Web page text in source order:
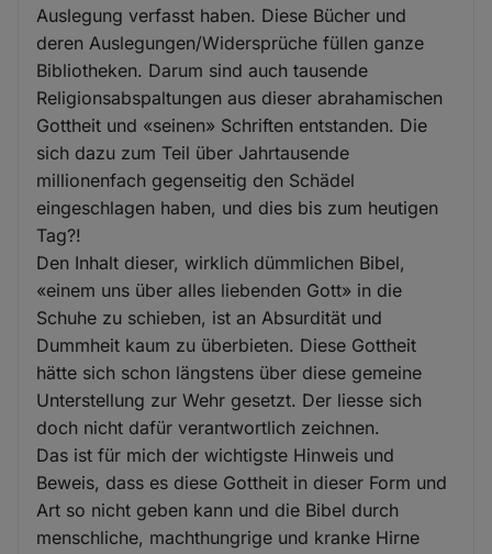
Auslegung verfasst haben. Diese Bücher und
deren Auslegungen/Widersprüche füllen ganze
Bibliotheken. Darum sind auch tausende
Religionsabspaltungen aus dieser abrahamischen
Gottheit und «seinen» Schriften entstanden. Die
sich dazu zum Teil über Jahrtausende
millionenfach gegenseitig den Schädel
eingeschlagen haben, und dies bis zum heutigen
Tag?!
Den Inhalt dieser, wirklich dümmlichen Bibel,
«einem uns über alles liebenden Gott» in die
Schuhe zu schieben, ist an Absurdität und
Dummheit kaum zu überbieten. Diese Gottheit
hätte sich schon längstens über diese gemeine
Unterstellung zur Wehr gesetzt. Der liesse sich
doch nicht dafür verantwortlich zeichnen.
Das ist für mich der wichtigste Hinweis und
Beweis, dass es diese Gottheit in dieser Form und
Art so nicht geben kann und die Bibel durch
menschliche, machthungrige und kranke Hirne